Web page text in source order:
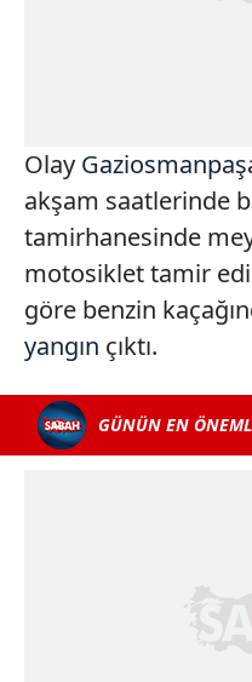
Olay
akşam saatlerinde
tamirhanesinde
motosiklet tamir
göre benzin
yangın çıktı.
GÜNÜN EN